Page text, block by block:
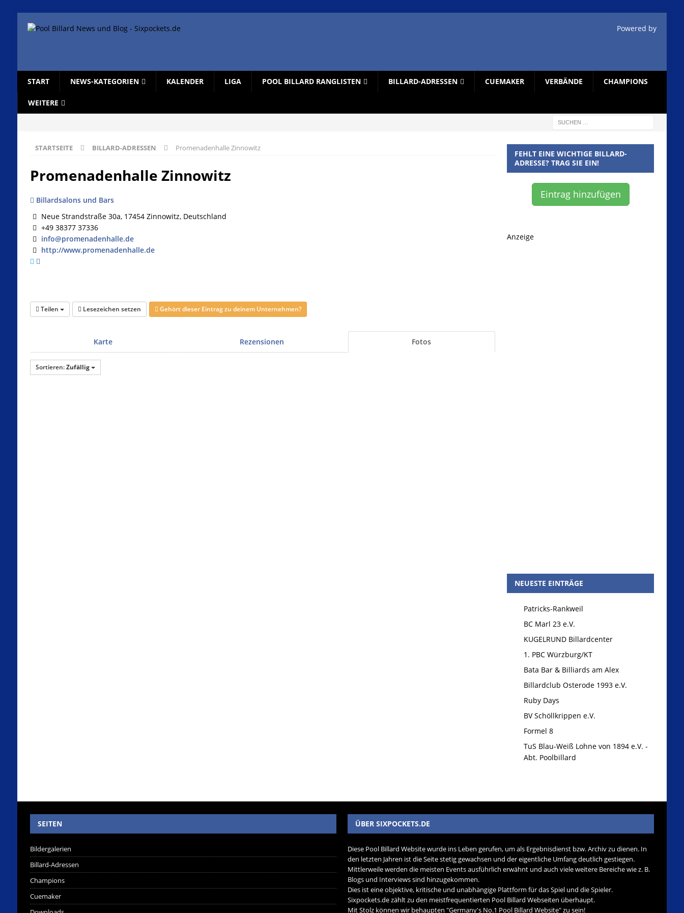
Powered by
START NEWS-KATEGORIEN KALENDER LIGA POOL BILLARD RANGLISTEN BILLARD-ADRESSEN CUEMAKER VERBÄNDE CHAMPIONS
WEITERE
STARTSEITE BILLARD-ADRESSEN Promenadenhalle Zinnowitz
Promenadenhalle Zinnowitz
Billardsalons und Bars
Neue Strandstraße 30a, 17454 Zinnowitz, Deutschland
+49 38377 37336
info@promenadenhalle.de
http://www.promenadenhalle.de
Teilen Lesezeichen setzen Gehört dieser Eintrag zu deinem Unternehmen?
Karte Rezensionen Fotos
Sortieren:Zufällig
FEHLT EINE WICHTIGE BILLARD-
ADRESSE? TRAG SIE EIN!
Eintrag hinzufügen
Anzeige
NEUESTE EINTRÄGE
Patricks-Rankweil
BC Marl 23 e.V.
KUGELRUND Billardcenter
1. PBC Würzburg/KT
Bata Bar & Billiards am Alex
Billardclub Osterode 1993 e.V.
Ruby Days
BV Schöllkrippen e.V.
Formel 8
TuS Blau-Weiß Lohne von 1894 e.V. -
Abt. Poolbillard
SEITEN
Bildergalerien
Billard-Adressen
Champions
Cuemaker
ÜBER SIXPOCKETS.DE
Diese Pool Billard Website wurde ins Leben gerufen, um als Ergebnisdienst bzw. Archiv zu dienen. In
den letzten Jahren ist die Seite stetig gewachsen und der eigentliche Umfang deutlich gestiegen.
Mittlerweile werden die meisten Events ausführlich erwähnt und auch viele weitere Bereiche wie z. B.
Blogs und Interviews sind hinzugekommen.
Dies ist eine objektive, kritische und unabhängige Plattform für das Spiel und die Spieler.
Sixpockets.de zählt zu den meistfrequentierten Pool Billard Webseiten überhaupt.
Mit Stolz können wir behaupten "Germany's No.1 Pool Billard Website" zu sein!